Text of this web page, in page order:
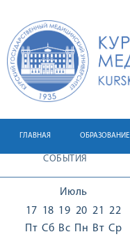
ГЛАВНАЯ ОБРАЗОВАНИЕ
СОБЫТИЯ
Июль
17
Пт
18
Сб
19
Вс
20
Пн
21
Вт
22
Ср